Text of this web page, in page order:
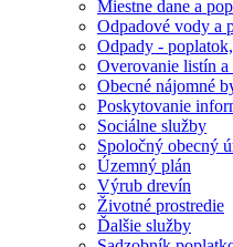
Miestne dane a
Odpadové vody a
Odpady -
Overovanie listín a
Obecné nájomné
Poskytovanie
Sociálne služby
Spoločný obecný
Územný plán
Výrub drevín
Životné prostredie
Ďalšie služby